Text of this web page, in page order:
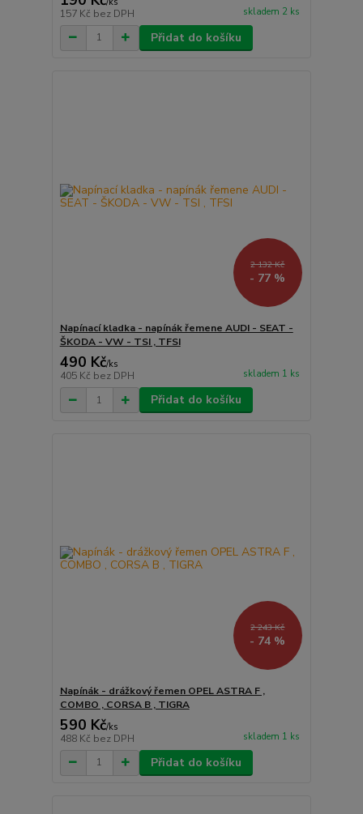
157 Kč bez DPH skladem 2 ks
Přidat do košíku
2 132 Kč
- 77 %
Napínací kladka - napínák řemene AUDI - SEAT -
ŠKODA - VW - TSI , TFSI
490 Kč/ks
405 Kč bez DPH skladem 1 ks
Přidat do košíku
2 243 Kč
- 74 %
Napínák - drážkový řemen OPEL ASTRA F ,
COMBO , CORSA B , TIGRA
590 Kč/ks
488 Kč bez DPH skladem 1 ks
Přidat do košíku